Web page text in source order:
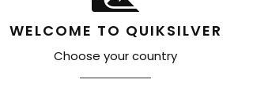
Comodidad
Relación calidad-precio
WELCOME TO QUIKSILVER
Choose your country